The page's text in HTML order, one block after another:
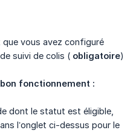
vous avez configuré
suivi de colis ( obligatoire)
fonctionnement :
dont le statut est éligible,
l’onglet ci-dessus pour le